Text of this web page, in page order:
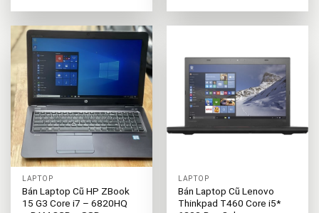
là:
tại
11.200.000 VND.
là:
tại
7.500.000 VND.
LAPTOP
Bán Laptop Cũ HP ZBook
15 G3 Core i7 – 6820HQ
LAPTOP
Bán Laptop Cũ Lenovo
Thinkpad T460 Core i5*